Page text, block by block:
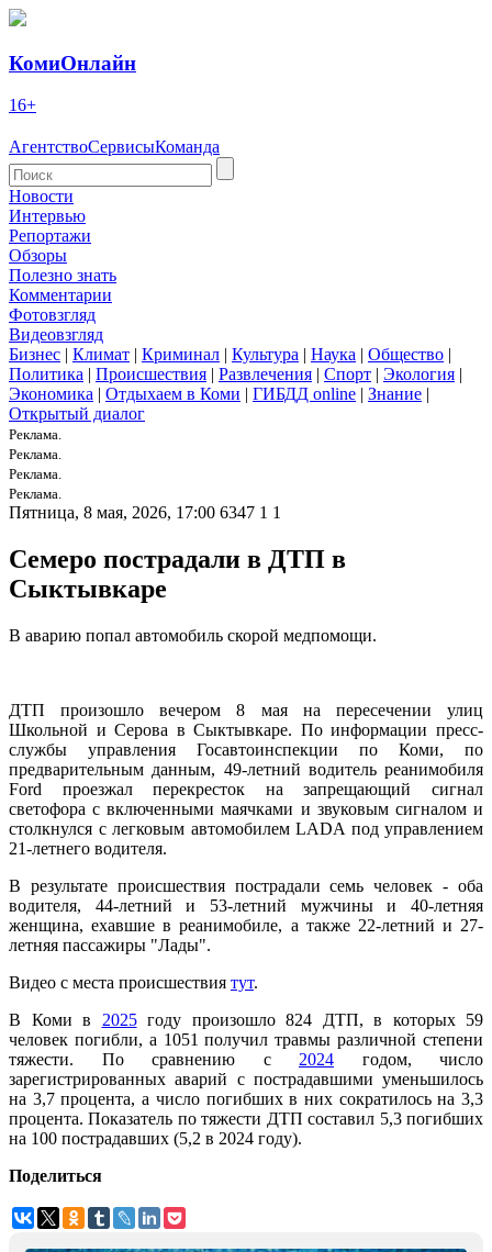
КомиОнлайн
16+
АгентствоСервисыКоманда
Новости
Интервью
Репортажи
Обзоры
Полезно знать
Комментарии
Фотовзгляд
Видеовзгляд
Бизнес | Климат | Криминал | Культура | Наука | Общество |
Политика | Происшествия | Развлечения | Спорт | Экология |
Экономика | Отдыхаем в Коми | ГИБДД online | Знание |
Открытый диалог
Реклама.
Реклама.
Реклама.
Реклама.
Пятница, 8 мая, 2026, 17:00 6347 1 1
Семеро пострадали в ДТП в
Сыктывкаре
В аварию попал автомобиль скорой медпомощи.
ДТП произошло вечером 8 мая на пересечении улиц
Школьной и Серова в Сыктывкаре. По информации пресс-
службы управления Госавтоинспекции по Коми, по
предварительным данным, 49-летний водитель реанимобиля
Ford проезжал перекресток на запрещающий сигнал
светофора с включенными маячками и звуковым сигналом и
столкнулся с легковым автомобилем LADA под управлением
21-летнего водителя.
В результате происшествия пострадали семь человек - оба
водителя, 44-летний и 53-летний мужчины и 40-летняя
женщина, ехавшие в реанимобиле, а также 22-летний и 27-
летняя пассажиры "Лады".
Видео с места происшествия тут.
В Коми в 2025году произошло 824 ДТП, в которых 59
человек погибли, а 1051 получил травмы различной степени
тяжести. По сравнению с 2024 годом, число
зарегистрированных аварий с пострадавшими уменьшилось
на 3,7 процента, а число погибших в них сократилось на 3,3
процента. Показатель по тяжести ДТП составил 5,3 погибших
на 100 пострадавших (5,2 в 2024 году).
Поделиться